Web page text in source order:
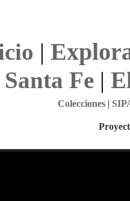
|
Santa Fe|
Colecciones|